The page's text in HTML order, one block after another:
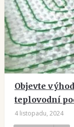
Objevte
teplovodní
4 listopadu, 2024